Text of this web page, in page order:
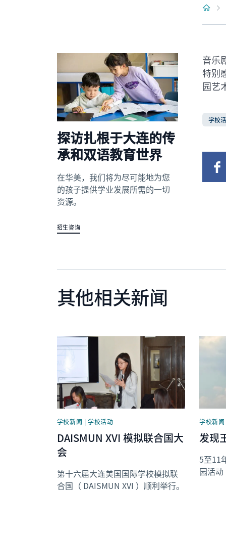
探访扎根于大连的传
承和双语教育世界
在华美，我们将为尽可能地为您
的孩子提供学业发展所需的一切
资源。
招生咨询
音乐
特别
园艺
学校
其他相关新闻
News image
学校新闻 | 学校活动
DAISMUN XVI 模拟联合国大
会
第十六届大连美国国际学校模拟联
合国（ DAISMUN XVI ）顺利举行。
News
学校新
发现
5至11
园活动